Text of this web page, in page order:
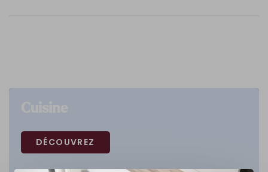
DÉCOUVREZ